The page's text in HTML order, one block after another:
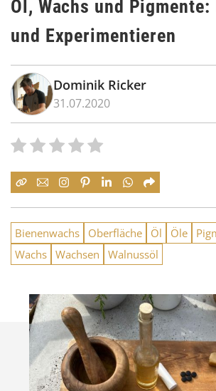
Öl, Wachs und
und Experimentieren
Dominik Ricker
31.07.2020
Bienenwachs Oberfläche Öl Öle
Wachs Wachsen Walnussöl